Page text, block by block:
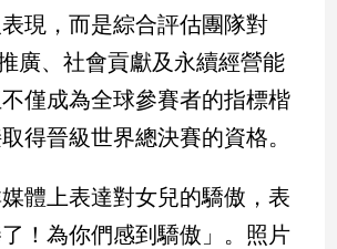
現，而是綜合評估團隊對
廣、社會貢獻及永續經營能
僅成為全球參賽者的指標楷
得晉級世界總決賽的資格。
體上表達對女兒的驕傲，表
！為你們感到驕傲」。照片